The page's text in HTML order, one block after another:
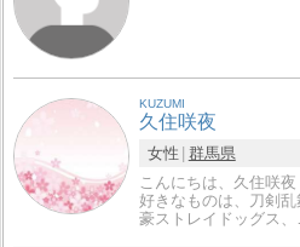
KUZUMI
久住咲夜
女性 群馬県
こんにちは、久住咲
好きなものは、刀剣
豪ストレイドッグス、